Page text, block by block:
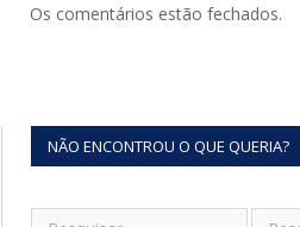
Os comentários estão fechados.
NÃO ENCONTROU O QUE QUERIA?